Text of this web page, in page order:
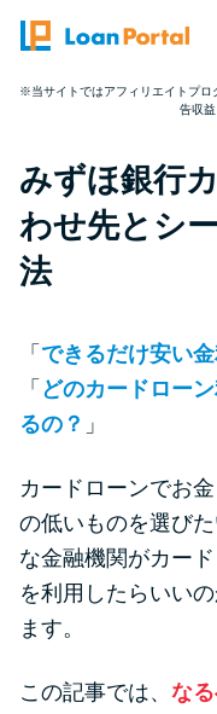
トップ
おすすめ
バ
審
便利なコ
カ
※当サイトではアフィリエイトプロ
告収益
みずほ銀行
わせ先とシ
法
「 できるだけ安い
「 どのカードロー
るの？ 」
カードローンでお
の低いものを選び
な金融機関がカー
を利用したらいい
ます。
この記事では、 な